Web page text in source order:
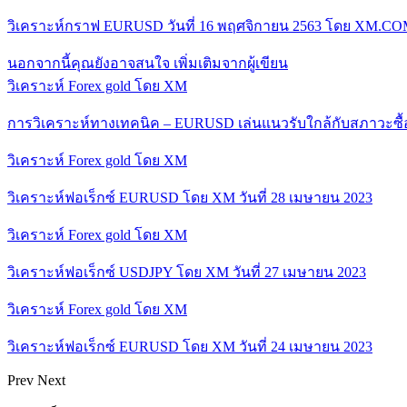
วิเคราะห์กราฟ EURUSD วันที่ 16 พฤศจิกายน 2563 โดย
นอกจากนี้คุณยังอาจสนใจ เพิ่มเติมจากผู้เขียน
วิเคราะห์ Forex gold โดย XM
การวิเคราะห์ทางเทคนิค – EURUSD เล่นแนวรับใกล้กับสภาวะซื้
วิเคราะห์ Forex gold โดย XM
วิเคราะห์ฟอเร็กซ์ EURUSD โดย XM วันที่ 28 เมษายน 2023
วิเคราะห์ Forex gold โดย XM
วิเคราะห์ฟอเร็กซ์ USDJPY โดย XM วันที่ 27 เมษายน 2023
วิเคราะห์ Forex gold โดย XM
วิเคราะห์ฟอเร็กซ์ EURUSD โดย XM วันที่ 24 เมษายน 2023
Prev Next